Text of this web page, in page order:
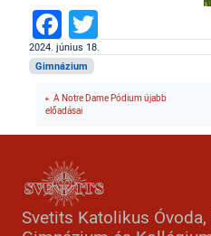
Facebook
2024. június 18.
Gimnázium
A Notre Dame Pódium újabb
előadásai
Svetits Katolikus